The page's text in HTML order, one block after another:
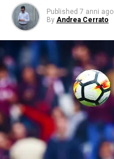
Published 7 anni ago
By Andrea Cerrato